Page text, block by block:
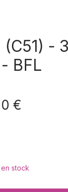
- 3
BFL
€
stock